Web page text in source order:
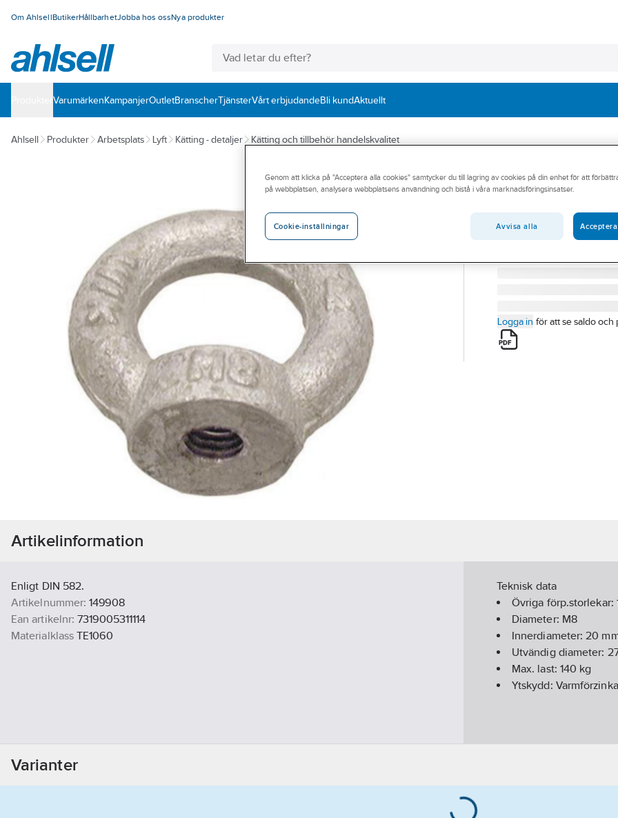
Om AhlsellButikerHållbarhetJobba hos ossNya produkter
VarumärkenKampanjerOutletBranscherTjänsterVårt erbjudandeBli kundAktuellt
Ahlsell Produkter Arbetsplats Lyft Kätting - detaljer Kätting och tillbehör handelskvalitet
A-COLLECTION
Lyftögla LH FZV
LYFTÖGLA LH M8 FZV
Artikelnummer: 149908
Logga in för att se saldo och
Artikelinformation
Enligt DIN 582.
Artikelnummer: 149908
Ean artikelnr: 7319005311114
Materialklass TE1060
Teknisk data
Övriga förp.storlekar:
Diameter: M8
Innerdiameter:20
Utvändig diameter:
Max. last: 140 kg
Ytskydd:
Varianter
Genom att klicka på "Acceptera alla cookies" samtycker du till lagring av cookies på din enhet för att
på webbplatsen, analysera webbplatsens användning och bistå i våra marknadsföringsinsatser.
Cookie-inställningar Avvisa alla